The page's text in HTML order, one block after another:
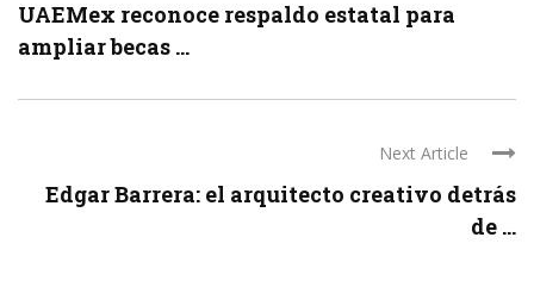
UAEMex reconoce respaldo estatal para
ampliar becas ...
Next Article
Edgar Barrera: el arquitecto creativo detrás
de ...